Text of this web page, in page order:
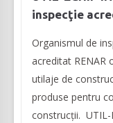
inspecţie
Organismul de
acreditat RENAR
utilaje de
produse pentru
construcţii. UTIL-